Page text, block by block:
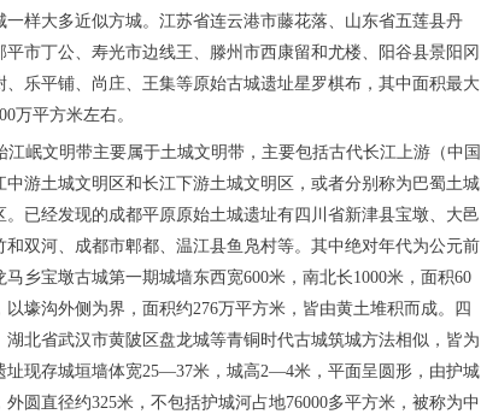
样大多近似方城。江苏省连云港市藤花落、山东省五莲县丹
市丁公、寿光市边线王、滕州市西康留和尤楼、阳谷县景阳冈
乐平铺、尚庄、王集等原始古城遗址星罗棋布，其中面积最大
万平方米左右。
岷文明带主要属于土城文明带，主要包括古代长江上游（中国
游土城文明区和长江下游土城文明区，或者分别称为巴蜀土城
已经发现的成都平原原始土城遗址有四川省新津县宝墩、大邑
双河、成都市郫都、温江县鱼凫村等。其中绝对年代为公元前
乡宝墩古城第一期城墙东西宽600米，南北长1000米，面积60
壕沟外侧为界，面积约276万平方米，皆由黄土堆积而成。四
北省武汉市黄陂区盘龙城等青铜时代古城筑城方法相似，皆为
址现存城垣墙体宽25—37米，城高2—4米，平面呈圆形，由护城
圆直径约325米，不包括护城河占地76000多平方米，被称为中